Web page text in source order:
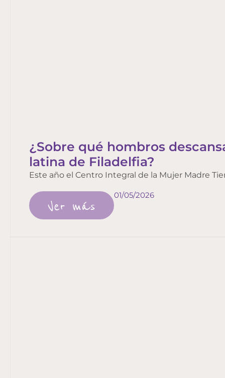
¿Sobre qué hombros
latina de Filadelfia?
Este año el Centro Integral de la Mujer Madre
Ver más
01/05/2026